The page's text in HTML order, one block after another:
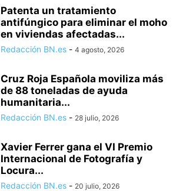
Patenta un tratamiento
antifúngico para eliminar el moho
en viviendas afectadas...
Redacción BN.es - 4 agosto, 2026
Cruz Roja Española moviliza más
de 88 toneladas de ayuda
humanitaria...
Redacción BN.es - 28 julio, 2026
Xavier Ferrer gana el VI Premio
Internacional de Fotografía y
Locura...
Redacción BN.es - 20 julio, 2026